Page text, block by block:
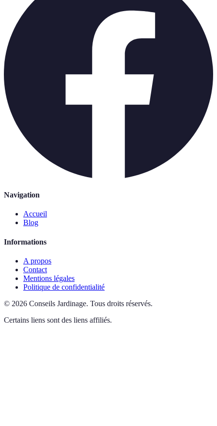
Navigation
Accueil
Blog
Informations
A propos
Contact
Mentions légales
Politique de confidentialité
© 2026 Conseils Jardinage. Tous droits réservés.
Certains liens sont des liens affiliés.